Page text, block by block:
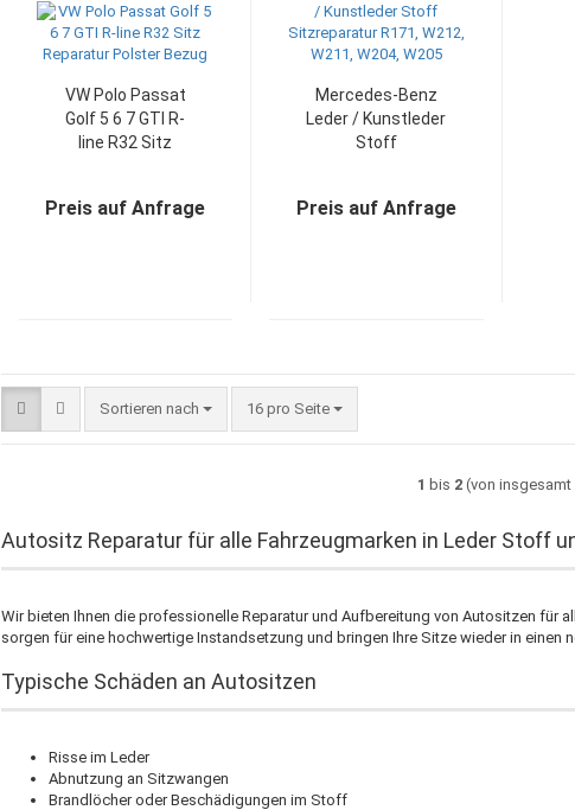
VW Polo Passat
Golf 5 6 7 GTI R-
line R32 Sitz
Preis auf Anfrage
Mercedes-Benz
Leder / Kunstleder
Stoff
W204, W205
Preis auf Anfrage
Sortieren nach
Sortieren nach 16 pro Seite
pro Seite
1 bis 2(von insgesamt
Autositz Reparatur für alle Fahrzeugmarken in Leder Stoff
Wir bieten Ihnen die professionelle Reparatur und Aufbereitung von Autositzen für
sorgen für eine hochwertige Instandsetzung und bringen Ihre Sitze wieder in einen
Typische Schäden an Autositzen
Risse im Leder
Abnutzung an Sitzwangen
Brandlöcher oder Beschädigungen im Stoff